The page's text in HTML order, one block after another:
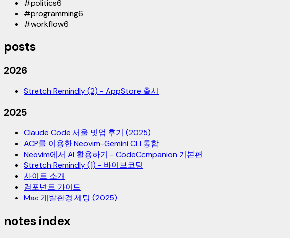
#politics6
#programming6
#workflow6
posts
2026
Stretch Remindly (2) - AppStore 출시
2025
Claude Code 서울 밋업 후기 (2025)
ACP를 이용한 Neovim-Gemini CLI 통합
Neovim에서 AI 활용하기 - CodeCompanion 기본편
Stretch Remindly (1) - 바이브코딩
사이트 소개
컴포넌트 가이드
Mac 개발환경 세팅 (2025)
notes index